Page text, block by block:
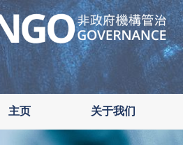
主页 关于我们